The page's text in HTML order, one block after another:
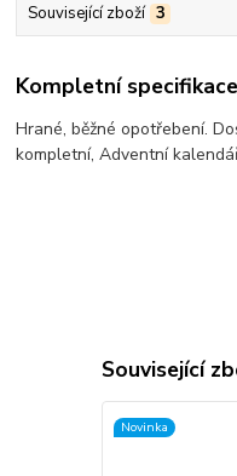
Související zboží 3
Kompletní specifikace
Hrané, běžné opotřebení.
kompletní, Adventní
Související
Novinka